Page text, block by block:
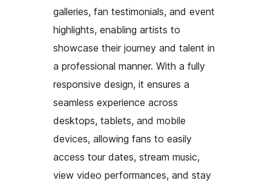
galleries, fan testimonials, and event
highlights, enabling artists to
showcase their journey and talent in
a professional manner. With a fully
responsive design, it ensures a
seamless experience across
desktops, tablets, and mobile
devices, allowing fans to easily
access tour dates, stream music,
view video performances, and stay